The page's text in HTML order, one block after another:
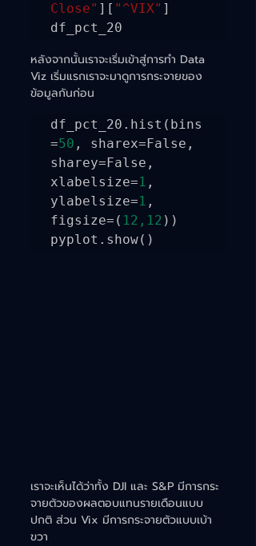
Close" ][ "^VIX" ]
df_pct_20
หลังจากนั้นเราจะเริ่มเข้าสู่การทำ Data
Viz เริ่มแรกเราจะมาดูการกระจายของ
ข้อมูลกันก่อน
df_pct_20.hist(bins
=50 , sharex=False,
sharey=False,
xlabelsize=1 ,
ylabelsize=1 ,
figsize=( 12,12 ))
pyplot.show()
เราจะเห็นได้ว่าทั้ง DJI และ S&P มีการกระ
จายตัวของผลตอบแทนรายเดือนแบบ
ปกติ ส่วน Vix มีการกระจายตัวแบบเบ้า
ขวา